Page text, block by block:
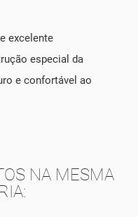
excelente
especial da
e confortável ao
NA MESMA